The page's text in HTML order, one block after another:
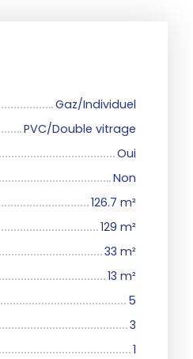
Gaz/Individuel
PVC/Double vitrage
Oui
Non
126.7 m²
129 m²
33 m²
13 m²
5
3
1